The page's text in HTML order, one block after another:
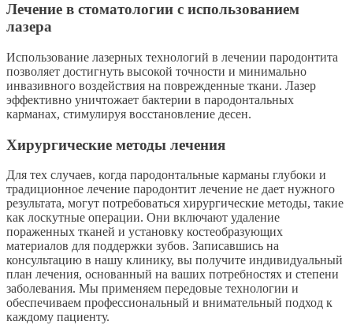
Лечение в стоматологии с использованием
лазера
Использование лазерных технологий в лечении пародонтита
позволяет достигнуть высокой точности и минимально
инвазивного воздействия на поврежденные ткани. Лазер
эффективно уничтожает бактерии в пародонтальных
карманах, стимулируя восстановление десен.
Хирургические методы лечения
Для тех случаев, когда пародонтальные карманы глубоки и
традиционное лечение пародонтит лечение не дает нужного
результата, могут потребоваться хирургические методы, такие
как лоскутные операции. Они включают удаление
пораженных тканей и установку костеобразующих
материалов для поддержки зубов. Записавшись на
консультацию в нашу клинику, вы получите индивидуальный
план лечения, основанный на ваших потребностях и степени
заболевания. Мы применяем передовые технологии и
обеспечиваем профессиональный и внимательный подход к
каждому пациенту.